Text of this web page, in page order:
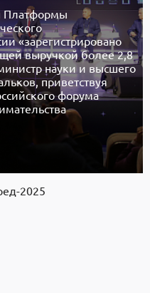
Платформы
«зарегистрировано
выручкой более 2,8
науки и высшего
приветствуя
форума
2025